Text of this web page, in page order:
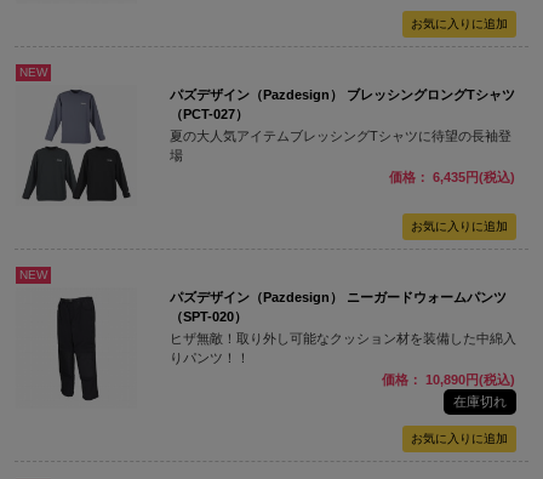
NEW
パズデザイン（Pazdesign） ブレッシングロングTシャツ
（PCT-027）
夏の大人気アイテムブレッシングTシャツに待望の長袖登
場
価格： 6,435円(税込)
NEW
パズデザイン（Pazdesign） ニーガードウォームパンツ
（SPT-020）
ヒザ無敵！取り外し可能なクッション材を装備した中綿入
りパンツ！！
価格： 10,890円(税込)
在庫切れ